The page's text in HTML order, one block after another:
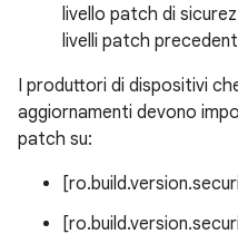
livello patch di
livelli patch
I produttori di dispositivi
aggiornamenti devono
patch su: